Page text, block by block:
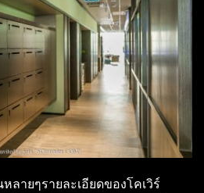
หลายๆรายละเอียดของโคเวิร์